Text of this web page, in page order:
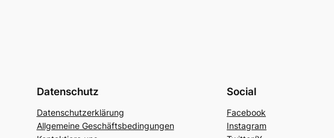
Datenschutz
Datenschutzerklärung
Allgemeine Geschäftsbedingungen
Social
Facebook
Instagram